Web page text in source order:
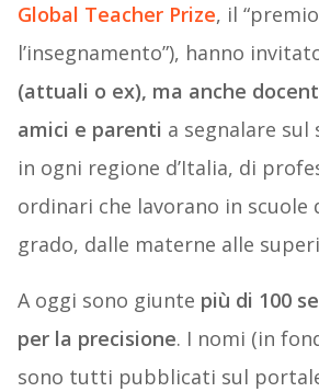
Global Teacher Prize, il
l’insegnamento”), hanno
(attuali o ex), ma anche
amici e parenti a segnalare
in ogni regione d’Italia, di
ordinari che lavorano in scuole
grado, dalle materne alle
A oggi sono giunte più di 100
per la precisione. I nomi (in
sono tutti pubblicati sul